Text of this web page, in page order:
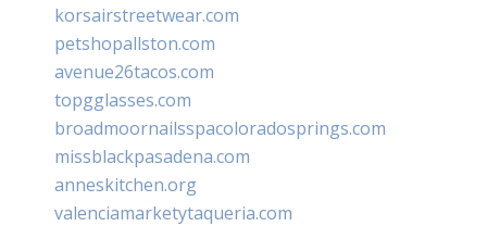
korsairstreetwear.com
petshopallston.com
avenue26tacos.com
topgglasses.com
broadmoornailsspacoloradosprings.com
missblackpasadena.com
anneskitchen.org
valenciamarketytaqueria.com